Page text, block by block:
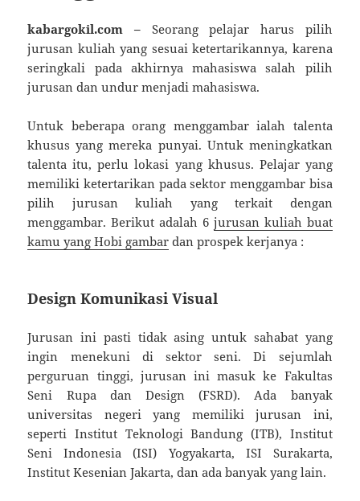
kabargokil.com – Seorang pelajar harus pilih
jurusan kuliah yang sesuai ketertarikannya, karena
seringkali pada akhirnya mahasiswa salah pilih
jurusan dan undur menjadi mahasiswa.
Untuk beberapa orang menggambar ialah talenta
khusus yang mereka punyai. Untuk meningkatkan
talenta itu, perlu lokasi yang khusus. Pelajar yang
memiliki ketertarikan pada sektor menggambar bisa
pilih jurusan kuliah yang terkait dengan
menggambar. Berikut adalah 6 jurusan kuliah buat
kamu yang Hobi gambar dan prospek kerjanya :
Design Komunikasi Visual
Jurusan ini pasti tidak asing untuk sahabat yang
ingin menekuni di sektor seni. Di sejumlah
perguruan tinggi, jurusan ini masuk ke Fakultas
Seni Rupa dan Design (FSRD). Ada banyak
universitas negeri yang memiliki jurusan ini,
seperti Institut Teknologi Bandung (ITB), Institut
Seni Indonesia (ISI) Yogyakarta, ISI Surakarta,
Institut Kesenian Jakarta, dan ada banyak yang lain.